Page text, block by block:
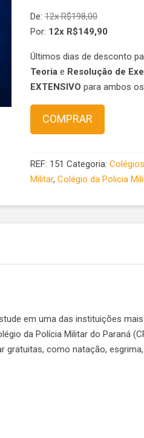
De:12xR$198,00
Por: 12x R$149,90
Últimos dias de desconto
Teoriae Resolução de
EXTENSIVO para ambos
turbinado
Militares
quantidade
COMPRAR
REF: 151 Categoria:
Militar, Colégio da Policia
em uma das instituições
da Polícia Militar do Paraná
como natação,